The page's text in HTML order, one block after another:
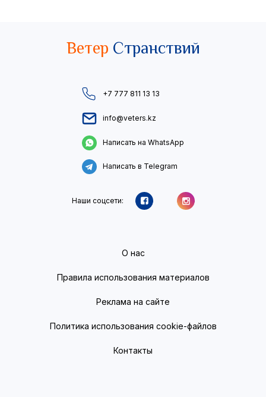
Ветер Странствий
+7 777 811 13 13
info@veters.kz
Написать на WhatsApp
Написать в Telegram
Наши соцсети:
О нас
Правила использования материалов
Реклама на сайте
Политика использования cookie-файлов
Контакты